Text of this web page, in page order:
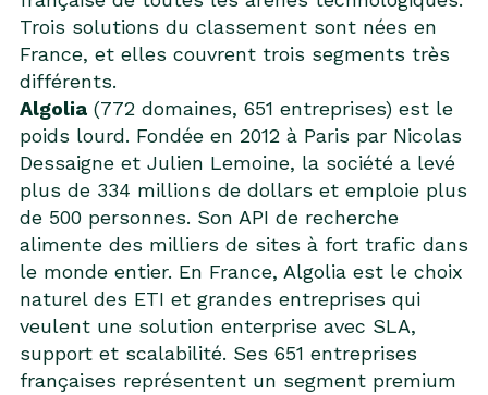
Trois solutions du classement sont nées en
France, et elles couvrent trois segments très
différents.
Algolia (772 domaines, 651 entreprises) est le
poids lourd. Fondée en 2012 à Paris par Nicolas
Dessaigne et Julien Lemoine, la société a levé
plus de 334 millions de dollars et emploie plus
de 500 personnes. Son API de recherche
alimente des milliers de sites à fort trafic dans
le monde entier. En France, Algolia est le choix
naturel des ETI et grandes entreprises qui
veulent une solution enterprise avec SLA,
support et scalabilité. Ses 651 entreprises
françaises représentent un segment premium